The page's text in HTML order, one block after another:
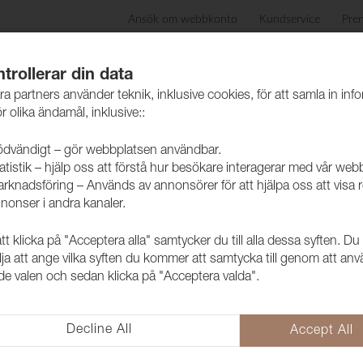
Ansök om webbkonto Kundservice
Produkter Skötselråd
Tyg Caleido
1005603
Caleido är en tidlös
unik och vill man ha en mer
välja. Synliga frökapslar från
din data
partners använder teknik, inklusive cookies, för att samla in
olika ändamål, inklusive::
– gör webbplatsen användbar.
– hjälp oss att förstå hur besökare interagerar med vår
– Används av annonsörer för att hjälpa oss att visa
i andra kanaler.
klicka på "Acceptera alla" samtycker du till alla dessa syften. Du
att ange vilka syften du kommer att samtycka till genom att
valen och sedan klicka på "Acceptera valda".
Decline All Accept All